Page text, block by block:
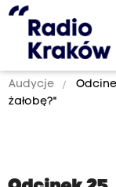
Audycje
żałobę?"